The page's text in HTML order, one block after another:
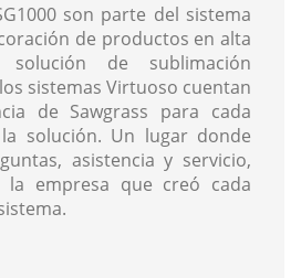
son parte del sistema
de productos en alta
solución de sublimación
sistemas Virtuoso cuentan
de Sawgrass para cada
solución. Un lugar donde
asistencia y servicio,
la empresa que creó cada